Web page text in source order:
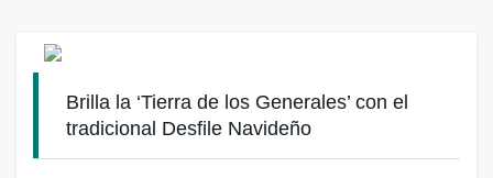
Brilla la ‘Tierra de los Generales’ con el
tradicional Desfile Navideño